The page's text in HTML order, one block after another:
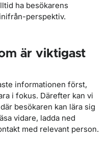
ha besökarens
perspektiv.
är viktigast
informationen först,
i fokus. Därefter kan vi
besökaren kan lära sig
vidare, ladda ned
med relevant person.